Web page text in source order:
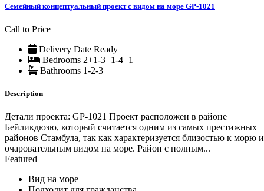
Семейный концептуальный проект с видом на море GP-1021
Call to Price
Delivery Date Ready
Bedrooms 2+1-3+1-4+1
Bathrooms 1-2-3
Description
Детали проекта: GP-1021 Проект расположен в районе
Бейликдюзю, который считается одним из самых престижных
районов Стамбула, так как характеризуется близостью к морю и
очаровательным видом на море. Район с полным...
Featured
Вид на море